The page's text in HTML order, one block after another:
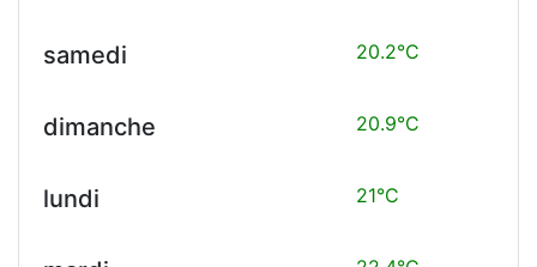
samedi 20.2°C
dimanche 20.9°C
lundi 21°C